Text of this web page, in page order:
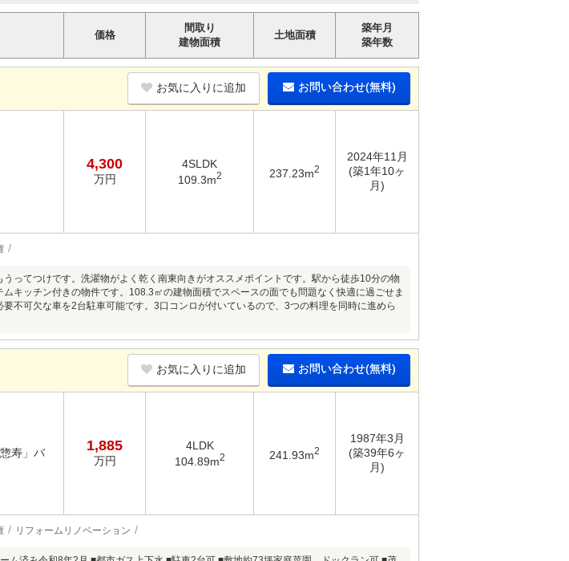
価格
間取り
建物面積
土地面積
築年月
築年数
お気に入りに追加 お問い合わせ(無料)
4,300
万円
4SLDK
109.3m2 237.23m2
2024年11月
(築1年10ヶ
月)
ってつけです。洗濯物がよく乾く南東向きがオススメポイントです。駅から徒歩10分の物
キッチン付きの物件です。108.3㎡の建物面積でスペースの面でも問題なく快適に過ごせま
不可欠な車を2台駐車可能です。3口コンロが付いているので、3つの料理を同時に進めら
お気に入りに追加 お問い合わせ(無料)
寿」バ
1,885
万円
4LDK
104.89m2 241.93m2
1987年3月
(築39年6ヶ
月)
リフォームリノベーション